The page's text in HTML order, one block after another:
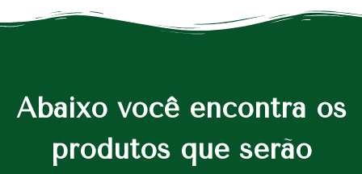
Abaixo você encontra os
produtos que serão